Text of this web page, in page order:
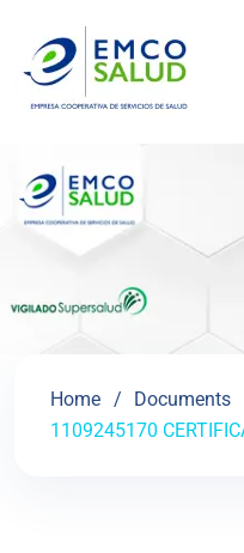
Home
Documents
1109245170